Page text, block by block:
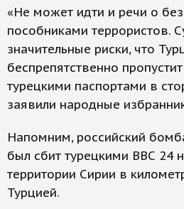
«Не может идти и речи о
пособниками террористов.
значительные риски, что
беспрепятственно
турецкими паспортами в
заявили народные
Напомним, российский
был сбит турецкими ВВС 24
территории Сирии в
Турцией.